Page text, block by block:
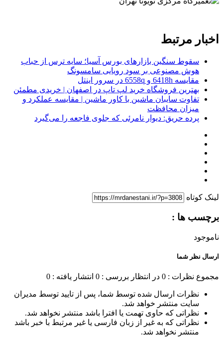
اخبار مرتبط
سقوط سنگین بازارهای بورس آسیا؛ سایه ترس از حباب
هوش مصنوعی بر سود رویایی سامسونگ
مقایسه 6418h و 6558q در سرور اینتل
بهترین فروشگاه خرید لپ تاپ در اصفهان | خریدی مطمئن
تفاوت سایبان ماشین با کاور ماشین | مقایسه عملکرد و
میزان محافظت
پرده حریق: دیوار نامرئی که جلوی فاجعه را می‌گیرد
لینک کوتاه
برچسب ها :
ناموجود
ارسال نظر شما
مجموع نظرات : 0 در انتظار بررسی : 0 انتشار یافته : 0
نظرات ارسال شده توسط شما، پس از تایید توسط مدیران
سایت منتشر خواهد شد.
نظراتی که حاوی تهمت یا افترا باشد منتشر نخواهد شد.
نظراتی که به غیر از زبان فارسی یا غیر مرتبط با خبر باشد
منتشر نخواهد شد.